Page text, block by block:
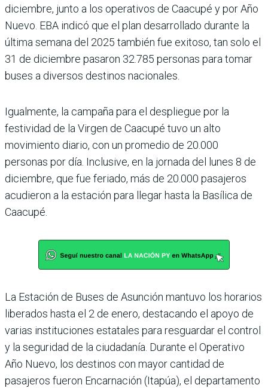
diciembre, junto a los operativos de Caacupé y por Año
Nuevo. EBA indicó que el plan desarrollado durante la
última semana del 2025 también fue exitoso, tan solo el
31 de diciembre pasaron 32.785 personas para tomar
buses a diversos destinos nacionales.
Igualmente, la campaña para el despliegue por la
festividad de la Virgen de Caacupé tuvo un alto
movimiento diario, con un promedio de 20.000
personas por día. Inclusive, en la jornada del lunes 8 de
diciembre, que fue feriado, más de 20.000 pasajeros
acudieron a la estación para llegar hasta la Basílica de
Caacupé.
La Estación de Buses de Asunción mantuvo los horarios
liberados hasta el 2 de enero, destacando el apoyo de
varias instituciones estatales para resguardar el control
y la seguridad de la ciudadanía. Durante el Operativo
Año Nuevo, los destinos con mayor cantidad de
pasajeros fueron Encarnación (Itapúa), el departamento